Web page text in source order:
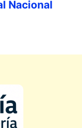
Nacional